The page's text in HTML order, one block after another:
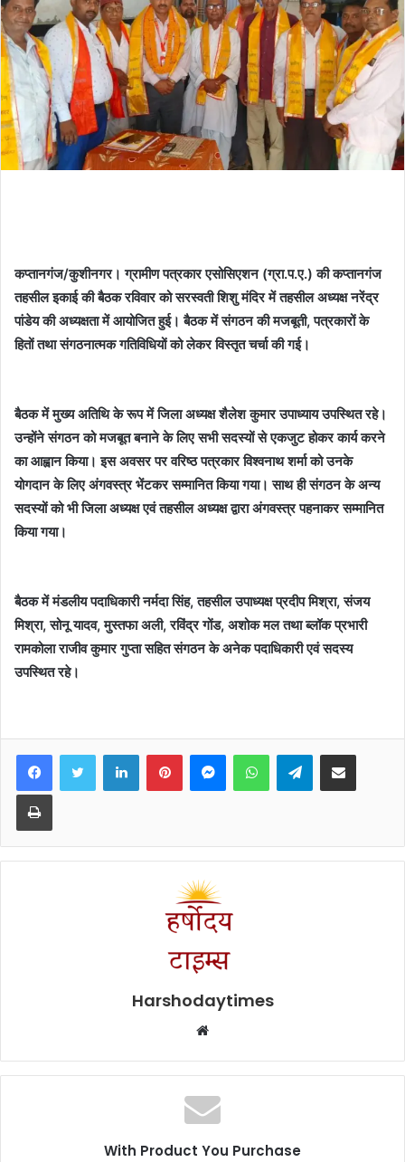
कप्तानगंज/कुशीनगर। ग्रामीण पत्रकार एसोसिएशन (ग्रा.प.ए.) की कप्तानगंज
तहसील इकाई की बैठक रविवार को सरस्वती शिशु मंदिर में तहसील अध्यक्ष नरेंद्र
पांडेय की अध्यक्षता में आयोजित हुई। बैठक में संगठन की मजबूती, पत्रकारों के
हितों तथा संगठनात्मक गतिविधियों को लेकर विस्तृत चर्चा की गई।
बैठक में मुख्य अतिथि के रूप में जिला अध्यक्ष शैलेश कुमार उपाध्याय उपस्थित रहे।
उन्होंने संगठन को मजबूत बनाने के लिए सभी सदस्यों से एकजुट होकर कार्य करने
का आह्वान किया। इस अवसर पर वरिष्ठ पत्रकार विश्वनाथ शर्मा को उनके
योगदान के लिए अंगवस्त्र भेंटकर सम्मानित किया गया। साथ ही संगठन के अन्य
सदस्यों को भी जिला अध्यक्ष एवं तहसील अध्यक्ष द्वारा अंगवस्त्र पहनाकर सम्मानित
किया गया।
बैठक में मंडलीय पदाधिकारी नर्मदा सिंह, तहसील उपाध्यक्ष प्रदीप मिश्रा, संजय
मिश्रा, सोनू यादव, मुस्तफा अली, रविंद्र गोंड, अशोक मल तथा ब्लॉक प्रभारी
रामकोला राजीव कुमार गुप्ता सहित संगठन के अनेक पदाधिकारी एवं सदस्य
उपस्थित रहे।
FacebookTwitter LinkedInPinterestMessengerWhatsAppTelegramShare via Email
Print
Harshodaytimes
Website
With Product You Purchase